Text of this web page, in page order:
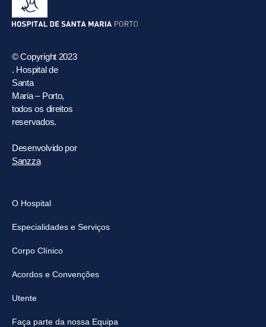
© Copyright 2023
. Hospital de
Santa
Maria – Porto,
todos os direitos
reservados.
Desenvolvido por
Sanzza
O Hospital
Especialidades e Serviços
Corpo Clínico
Acordos e Convenções
Utente
Faça parte da nossa Equipa